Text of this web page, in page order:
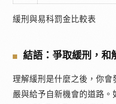
緩刑與易科罰金比較表
結語：爭取緩刑，和
理解緩刑是什麼之後，你會
嚴與給予自新機會的道路。